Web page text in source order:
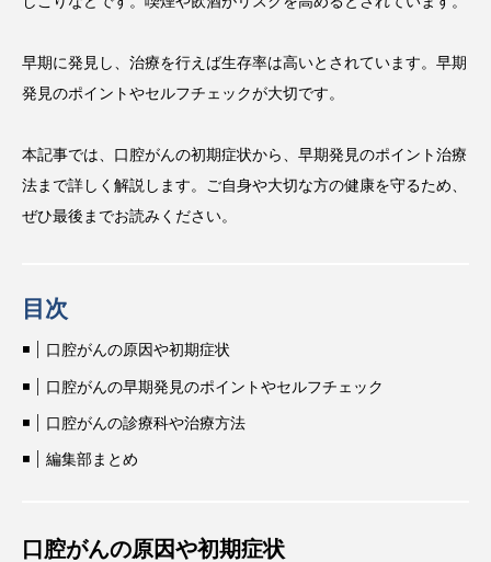
早期に発見し、治療を行えば生存率は高いとされています。早期
発見のポイントやセルフチェックが大切です。
本記事では、口腔がんの初期症状から、早期発見のポイント治療
法まで詳しく解説します。ご自身や大切な方の健康を守るため、
ぜひ最後までお読みください。
目次
口腔がんの原因や初期症状
口腔がんの早期発見のポイントやセルフチェック
口腔がんの診療科や治療方法
編集部まとめ
口腔がんの原因や初期症状